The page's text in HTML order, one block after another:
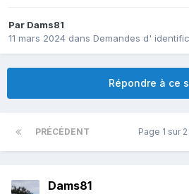
Par Dams81
11 mars 2024 dans Demandes d'
Répondre à ce
PRÉCÉDENT Page 1 sur 2
Dams81